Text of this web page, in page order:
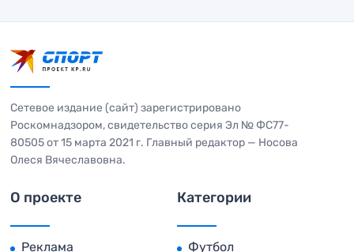
Сетевое издание (сайт) зарегистрировано
Роскомнадзором, свидетельство серия Эл № ФС77-
80505 от 15 марта 2021 г. Главный редактор — Носова
Олеся Вячеславовна.
О проекте
Реклама
Категории
Футбол